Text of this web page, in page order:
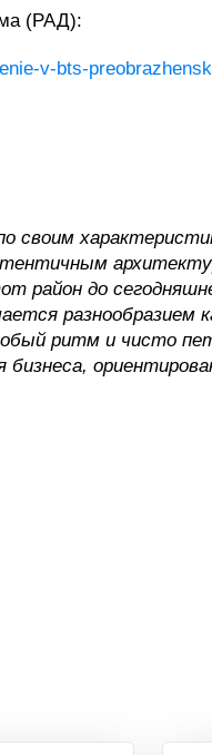
(РАД):
v-bts-
по своим
район до
разнообразием
ритм и чисто
бизнеса,